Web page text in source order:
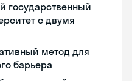
государственный
с двумя
метод для
барьера